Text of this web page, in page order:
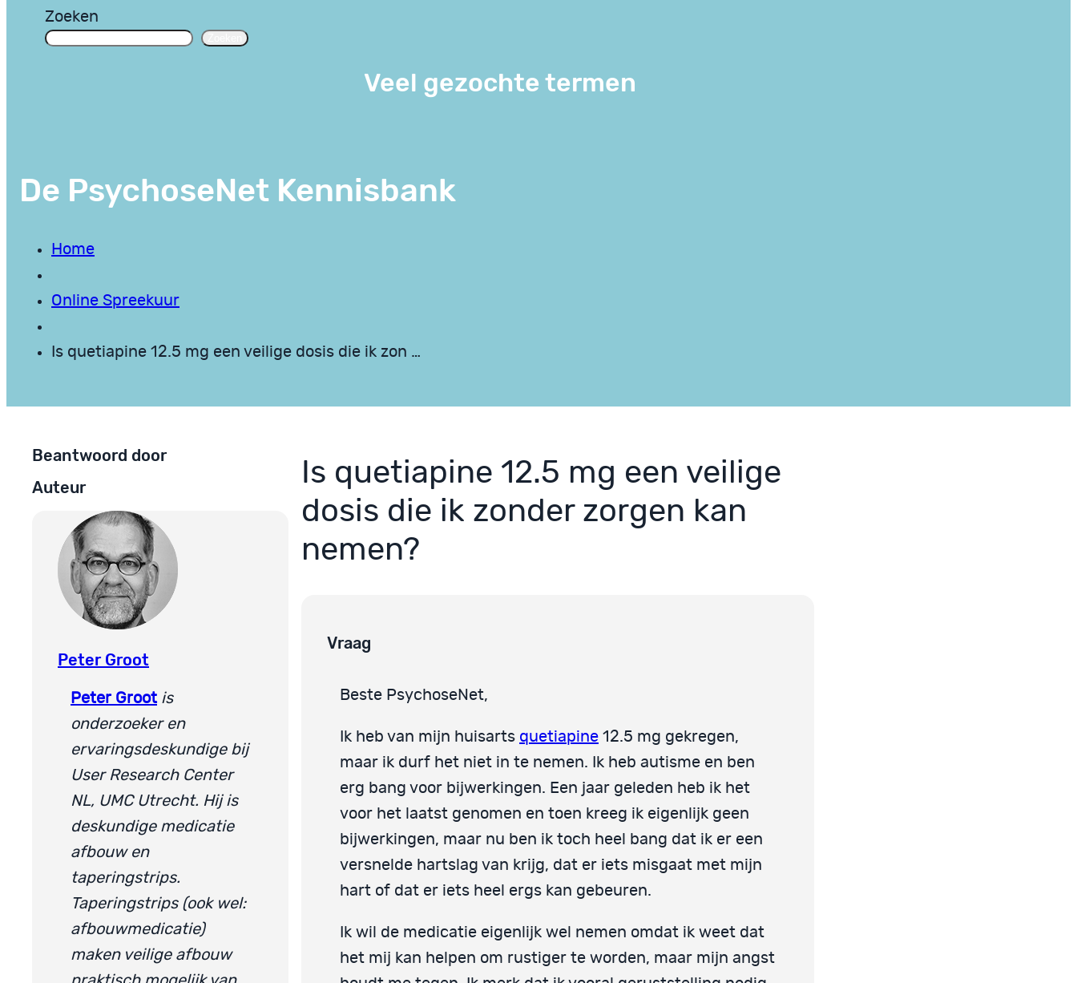
Zoeken
Veel gezochte termen
De PsychoseNet Kennisbank
Home
Online Spreekuur
Is quetiapine 12.5 mg een veilige dosis die ik zon …
Beantwoord door
Auteur
Peter Groot
Peter Groot is
onderzoeker en
ervaringsdeskundige bij
User Research Center
NL, UMC Utrecht. Hij is
deskundige medicatie
afbouw en
taperingstrips.
Taperingstrips (ook wel:
afbouwmedicatie)
maken veilige afbouw
Is quetiapine 12.5 mg een veilige
dosis die ik zonder zorgen kan
nemen?
Vraag
Beste PsychoseNet,
Ik heb van mijn huisarts quetiapine 12.5 mg gekregen,
maar ik durf het niet in te nemen. Ik heb autisme en ben
erg bang voor bijwerkingen. Een jaar geleden heb ik het
voor het laatst genomen en toen kreeg ik eigenlijk geen
bijwerkingen, maar nu ben ik toch heel bang dat ik er een
versnelde hartslag van krijg, dat er iets misgaat met mijn
hart of dat er iets heel ergs kan gebeuren.
Ik wil de medicatie eigenlijk wel nemen omdat ik weet dat
het mij kan helpen om rustiger te worden, maar mijn angst